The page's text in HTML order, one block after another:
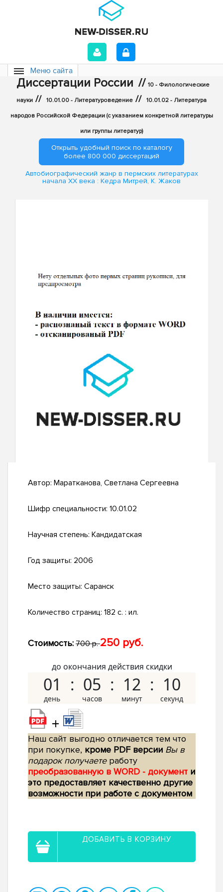
Меню сайта
Диссертации России // 10 - Филологические
науки // 10.01.00 - Литературоведение // 10.01.02 - Литература
народов Российской Федерации (с указанием конкретной литературы
или группы литератур)
Открыть удобный поиск по каталогу
более 800 000 диссертаций
Автобиографический жанр в пермских литературах
начала XX века : Кедра Митрей, К. Жаков
Автор: Маратканова, Светлана Сергеевна
Шифр специальности: 10.01.02
Научная степень: Кандидатская
Год защиты: 2006
Место защиты: Саранск
Количество страниц: 182 с. : ил.
Стоимость: 700 р.250 руб.
до окончания действия скидки
01 05 12 09
+
Наш сайт выгодно отличается тем что
при покупке, кроме PDF версии Вы в
подарок получаетеработу
преобразованную в WORD - документ и
это предоставляет качественно другие
возможности при работе с документом
ДОБАВИТЬ В КОРЗИНУ